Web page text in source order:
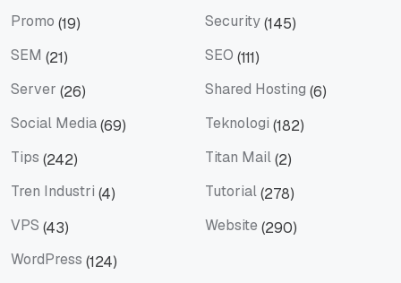
Promo (19) Security(145)
SEM (21) SEO (111)
Server (26) Shared Hosting (6)
Social Media(69) Teknologi (182)
Tips (242) Titan Mail(2)
Tren Industri (4) Tutorial(278)
VPS (43) Website (290)
WordPress (124)